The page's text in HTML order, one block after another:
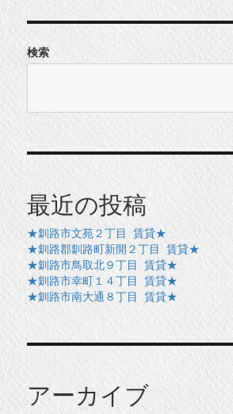
検索
最近の投稿
★釧路市文苑２丁目 賃貸★
★釧路郡釧路町新開２丁目 賃貸★
★釧路市鳥取北９丁目 賃貸★
★釧路市幸町１４丁目 賃貸★
★釧路市南大通８丁目 賃貸★
アーカイブ